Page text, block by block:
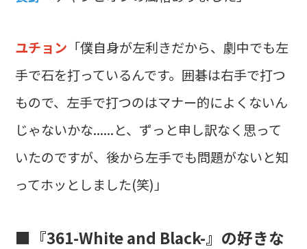
ユチョン 「僕自身が左利きだから、劇中でも左
手で石を打っているんです。囲碁は右手で打つ
もので、左手で打つのはマナー的によくないん
じゃないかな......と、ずっと申し訳なく思って
いたのですが、後から左手でも問題がないと知
ってホッとしました(笑)」
■『361-White and Black-』の好きな